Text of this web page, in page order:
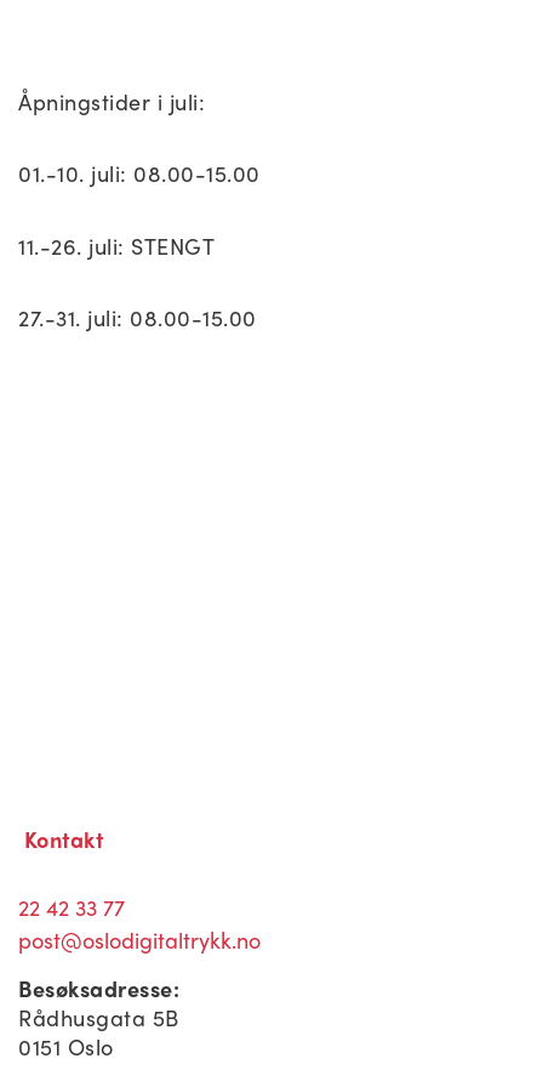
Åpningstider i juli:
01.-10. juli: 08.00-15.00
11.-26. juli: STENGT
27.-31. juli: 08.00-15.00
Kontakt
22 42 33 77
post@oslodigitaltrykk.no
Besøksadresse:
Rådhusgata 5B
0151 Oslo